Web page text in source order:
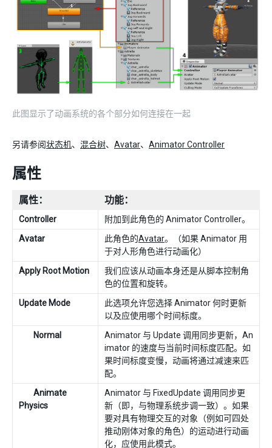
此图显示了动画系统的各个部分如何连接在一起
另请参阅状态机、 混合树、 Avatar、 Animator Controller
属性
属性： 功能：
Controller
附加到此角色的 Animator Controller。
Avatar
此角色的Avatar。（如果 Animator 用
于对人形角色进行动画化）
Apply Root Motion
我们应该从动画本身还是从脚本控制角
色的位置和旋转。
Update Mode
此选项允许您选择 Animator 何时更新
以及应使用哪个时间标度。
Normal
Animator 与 Update 调用同步更新，An
imator 的速度与当前时间标度匹配。如
果时间标度变慢，动画将通过减速来匹
配。
Animate
Physics
Animator 与 FixedUpdate 调用同步更
新（即，与物理系统步调一致）。如果
要对具有物理交互的对象（例如可四处
推动刚体对象的角色）的运动进行动画
化，应使用此模式。